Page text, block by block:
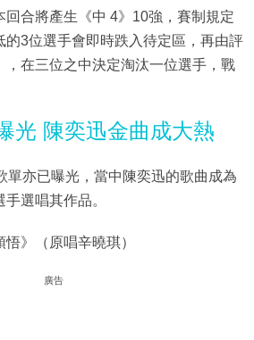
回合將產生《中 4》10強，賽制規定
的3位選手會即時跌入待定區，再由評
，在三位之中決定淘汰一位選手，戰
光 陳奕迅金曲成大熱
單亦已曝光，當中陳奕迅的歌曲成為
選唱其作品。
》（原唱辛曉琪）
廣告